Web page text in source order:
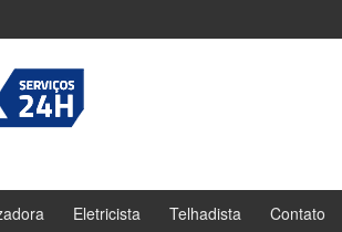
Eletricista Telhadista Contato